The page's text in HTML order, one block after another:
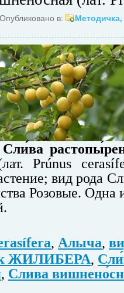
в: Методичка,
Сли́ва
Prúnus
вид рода
Розовые. Одна
, Алыча,
ЖИЛИБЕРА,
, Слива